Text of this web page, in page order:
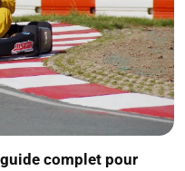
complet pour